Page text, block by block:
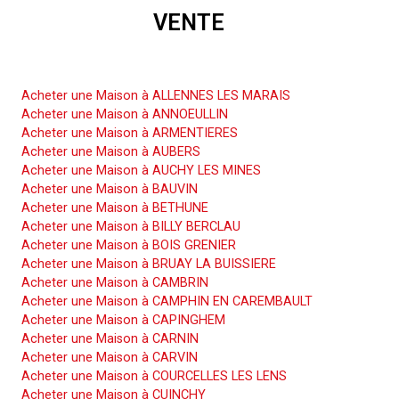
opportunités professionnelles, culturelles et touristiques.
Acheter sur Wattignies, c’est investir dans un bien immobilier de
VENTE
Acheter une Maison à ALLENNES LES MARAIS
Acheter une Maison à ANNOEULLIN
Acheter une Maison à ARMENTIERES
Acheter une Maison à AUBERS
Acheter une Maison à AUCHY LES MINES
Acheter une Maison à BAUVIN
Acheter une Maison à BETHUNE
Acheter une Maison à BILLY BERCLAU
Acheter une Maison à BOIS GRENIER
Acheter une Maison à BRUAY LA BUISSIERE
Acheter une Maison à CAMBRIN
Acheter une Maison à CAMPHIN EN CAREMBAULT
Acheter une Maison à CAPINGHEM
Acheter une Maison à CARNIN
Acheter une Maison à CARVIN
Acheter une Maison à COURCELLES LES LENS
Acheter une Maison à CUINCHY